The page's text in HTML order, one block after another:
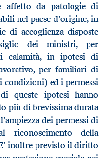
da patologie di
nel paese d’origine, in
di accoglienza disposte
dei ministri, per
calamità, in ipotesi di
per familiari di
ed i permessi
queste ipotesi hanno
più di brevissima durata
dei permessi di
riconoscimento della
inoltre previsto il diritto